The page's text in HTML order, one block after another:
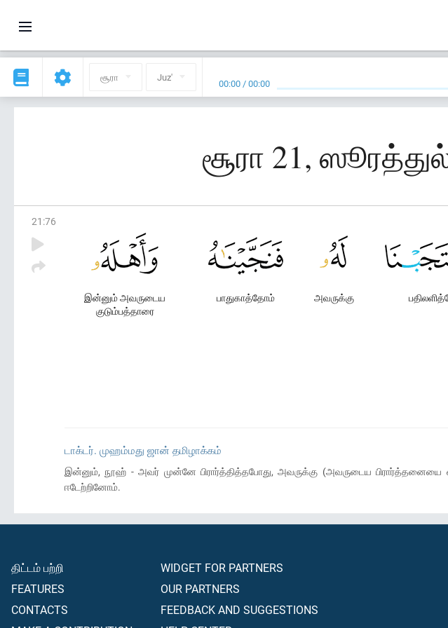
சூரா Juz' 00:00 /00:00
சூரா 21,
21 :76
அவருக்கு
பாதுகாத்தோம்
இன்னும் அவருடைய
குடும்பத்தாரை
டாக்டர். முஹம்மது ஜான் தமிழாக்கம்
இன்னும், நூஹ் - அவர் முன்னே பிரார்த்தித்தபோது, அவருக்கு (அவருடைய பிரார்த்தனையை
ஈடேற்றினோம்.
திட்டம் பற்றி
FEATURES
CONTACTS
WIDGET FOR PARTNERS
OUR PARTNERS
FEEDBACK AND SUGGESTIONS